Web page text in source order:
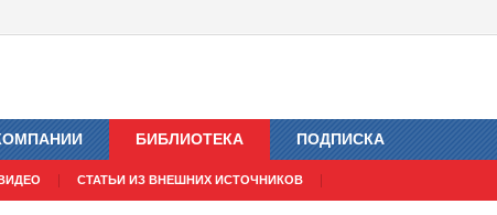
БИБЛИОТЕКА
ВИДЕО СТАТЬИ ИЗ ВНЕШНИХ ИСТОЧНИКОВ
ПОДПИСКА